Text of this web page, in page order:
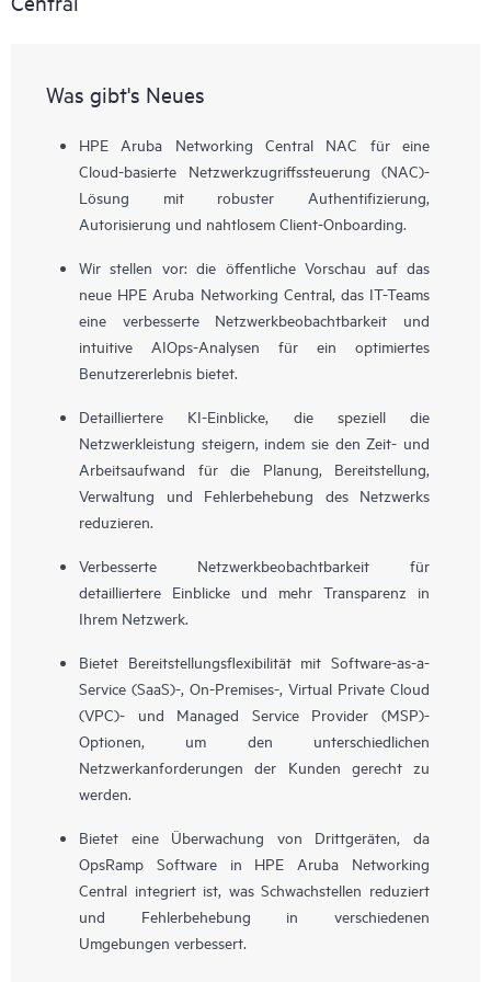
Was gibt's Neues
HPE Aruba Networking Central NAC für eine
Cloud-basierte Netzwerkzugriffssteuerung (NAC)-
Lösung mit robuster Authentifizierung,
Autorisierung und nahtlosem Client-Onboarding.
Wir stellen vor: die öffentliche Vorschau auf das
neue HPE Aruba Networking Central, das IT-Teams
eine verbesserte Netzwerkbeobachtbarkeit und
intuitive AIOps-Analysen für ein optimiertes
Benutzererlebnis bietet.
Detailliertere KI-Einblicke, die speziell die
Netzwerkleistung steigern, indem sie den Zeit- und
Arbeitsaufwand für die Planung, Bereitstellung,
Verwaltung und Fehlerbehebung des Netzwerks
reduzieren.
Verbesserte Netzwerkbeobachtbarkeit für
detailliertere Einblicke und mehr Transparenz in
Ihrem Netzwerk.
Bietet Bereitstellungsflexibilität mit Software-as-a-
Service (SaaS)-, On-Premises-, Virtual Private Cloud
(VPC)- und Managed Service Provider (MSP)-
Optionen, um den unterschiedlichen
Netzwerkanforderungen der Kunden gerecht zu
werden.
Bietet eine Überwachung von Drittgeräten, da
OpsRamp Software in HPE Aruba Networking
Central integriert ist, was Schwachstellen reduziert
und Fehlerbehebung in verschiedenen
Umgebungen verbessert.